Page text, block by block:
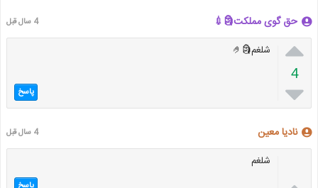
حق گوی مملکت🗿💉 4 سال قبل

4

شلغم🗿🤌
پاسخ
نادیا معین 4 سال قبل
شلغم